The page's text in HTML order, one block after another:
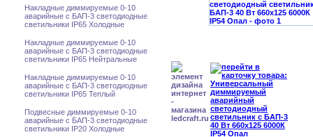
Накладные диммируемые 0-10
аварийные с БАП-3 светодиодные
светильники IP65 Холодные
Накладные диммируемые 0-10
аварийные с БАП-3 светодиодные
светильники IP65 Нейтральные
Накладные диммируемые 0-10
аварийные с БАП-3 светодиодные
светильники IP65 Теплый
Подвесные диммируемые 0-10
аварийные с БАП-3 светодиодные
светильники IP20 Холодные